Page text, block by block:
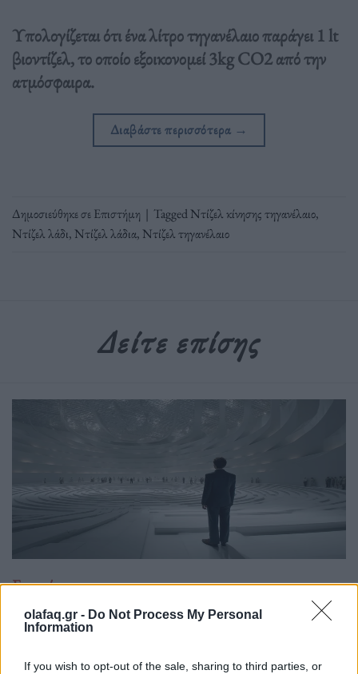
olafaq.gr - Do Not Process My Personal
Information
If you wish to opt-out of the sale, sharing to third parties, or
Υπολογίζεται ότι ένα λίτρο τηγανέλαιο παράγει 1 lt
βιοντίζελ, το οποίο εξοικονομεί 3kg CO2 από την
ατμόσφαιρα.
Διαβάστε περισσότερα →
Δημοσιεύθηκε σεΕπιστήμη | TaggedΝτίζελ κίνησης τηγανέλαιο,
Ντίζελ λάδι, Ντίζελ λάδια, Ντίζελ τηγανέλαιο
Δείτε επίσης
Επιστήμη
Το πείραμα της τρέλας: Η διπλή όψη του
LSD στην ψυχιατρική
15.05.26